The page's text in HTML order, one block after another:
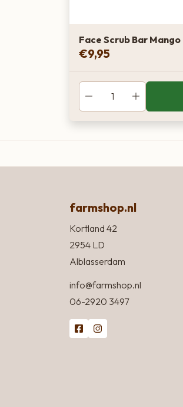
Face Scrub Bar Mango
€9,95
farmshop.nl
Kortland 42
2954 LD
Alblasserdam
info@farmshop.nl
06-2920 3497